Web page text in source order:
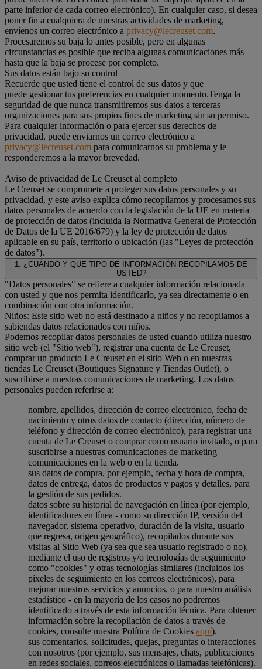
parte inferior de cada correo electrónico). En cualquier caso, si desea
poner fin a cualquiera de nuestras actividades de marketing,
envíenos un correo electrónico a privacy@lecreuset.com.
Procesaremos su baja lo antes posible, pero en algunas
circunstancias es posible que reciba algunas comunicaciones más
hasta que la baja se procese por completo.
Sus datos están bajo su control
Recuerde que usted tiene el control de sus datos y que
puede gestionar tus preferencias en cualquier momento.Tenga la
seguridad de que nunca transmitiremos sus datos a terceras
organizaciones para sus propios fines de marketing sin su permiso.
Para cualquier información o para ejercer sus derechos de
privacidad, puede enviarnos un correo electrónico a
privacy@lecreuset.com para comunicarnos su problema y le
responderemos a la mayor brevedad.
Aviso de privacidad de Le Creuset al completo
Le Creuset se compromete a proteger sus datos personales y su
privacidad, y este aviso explica cómo recopilamos y procesamos sus
datos personales de acuerdo con la legislación de la UE en materia
de protección de datos (incluida la Normativa General de Protección
de Datos de la UE 2016/679) y la ley de protección de datos
aplicable en su país, territorio o ubicación (las "Leyes de protección
de datos").
1. ¿CUÁNDO Y QUE TIPO DE INFORMACIÓN RECOPILAMOS DE
USTED?
"Datos personales" se refiere a cualquier información relacionada
con usted y que nos permita identificarlo, ya sea directamente o en
combinación con otra información.
Niños: Este sitio web no está destinado a niños y no recopilamos a
sabiendas datos relacionados con niños.
Podemos recopilar datos personales de usted cuando utiliza nuestro
sitio web (el "Sitio web"), registrar una cuenta de Le Creuset,
comprar un producto Le Creuset en el sitio Web o en nuestras
tiendas Le Creuset (Boutiques Signature y Tiendas Outlet), o
suscribirse a nuestras comunicaciones de marketing. Los datos
personales pueden referirse a:
nombre, apellidos, dirección de correo electrónico, fecha de
nacimiento y otros datos de contacto (dirección, número de
teléfono y dirección de correo electrónico), para registrar una
cuenta de Le Creuset o comprar como usuario invitado, o para
suscribirse a nuestras comunicaciones de marketing
comunicaciones en la web o en la tienda.
sus datos de compra, por ejemplo, fecha y hora de compra,
datos de entrega, datos de productos y pagos y detalles, para
la gestión de sus pedidos.
datos sobre su historial de navegación en línea (por ejemplo,
identificadores en línea - como su dirección IP, versión del
navegador, sistema operativo, duración de la visita, usuario
que regresa, origen geográfico), recopilados durante sus
visitas al Sitio Web (ya sea que sea usuario registrado o no),
mediante el uso de registros y/o tecnologías de seguimiento
como "cookies" y otras tecnologías similares (incluidos los
píxeles de seguimiento en los correos electrónicos), para
mejorar nuestros servicios y anuncios, o para nuestro análisis
estadístico - en la mayoría de los casos no podremos
identificarlo a través de esta información técnica. Para obtener
información sobre la recopilación de datos a través de
cookies, consulte nuestra Política de Cookies aquí).
sus comentarios, solicitudes, quejas, preguntas o interacciones
con nosotros (por ejemplo, sus mensajes, chats, publicaciones
en redes sociales, correos electrónicos o llamadas telefónicas).